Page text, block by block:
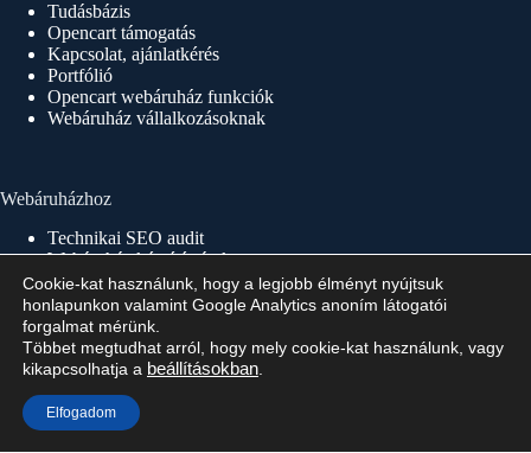
Tudásbázis
Opencart támogatás
Kapcsolat, ajánlatkérés
Portfólió
Opencart webáruház funkciók
Webáruház vállalkozásoknak
Webáruházhoz
Technikai SEO audit
Webáruház készítés árak
Webáruház készítés 1×1
Webáruház készítés menete
Webáruház indítás, üzemeltetés
Copyright © 2026 - Minden jog fenntartva!
Cookie-kat használunk, hogy a legjobb élményt nyújtsuk
honlapunkon valamint Google Analytics anoním látogatói
forgalmat mérünk.
Többet megtudhat arról, hogy mely cookie-kat használunk, vagy
kikapcsolhatja a beállításokban
Elfogadom